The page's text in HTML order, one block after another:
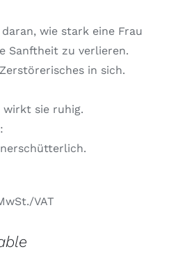
wie stark eine Frau
Sanftheit zu verlieren.
in sich.
wirkt sie ruhig.
VAT